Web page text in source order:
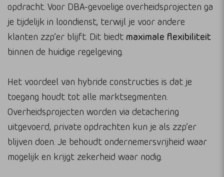
opdracht. Voor DBA-gevoelige overheidsprojecten ga
je tijdelijk in loondienst, terwijl je voor andere
klanten zzp’er blijft. Dit biedt maximale flexibiliteit
binnen de huidige regelgeving.
Het voordeel van hybride constructies is dat je
toegang houdt tot alle marktsegmenten.
Overheidsprojecten worden via detachering
uitgevoerd, private opdrachten kun je als zzp’er
blijven doen. Je behoudt ondernemersvrijheid waar
mogelijk en krijgt zekerheid waar nodig.